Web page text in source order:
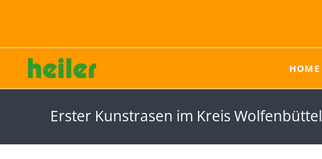
HOME
Sporthybrid Turf
Sporthybrid R
Produkte
Einstreumaterialien
Erster Kunstrasen im Kreis Wolfenbüttel